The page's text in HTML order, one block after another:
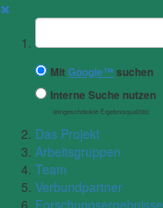
✖
Suchbegriff
MitGoogle™ suchen
Interne Suche nutzen
(eingeschränkte Ergebnisqualität)
Das Projekt
Arbeitsgruppen
Team
Verbundpartner
Forschungsergebnisse